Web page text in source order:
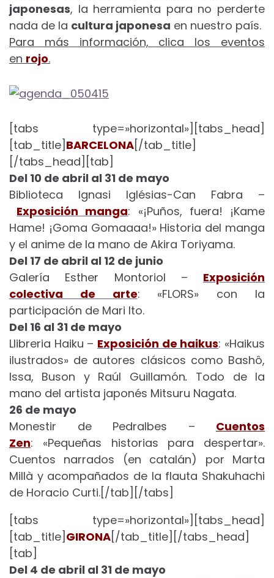
japonesas, la herramienta para no perderte
nada de la cultura japonesa en nuestro país.
Para más información, clica los eventos
en rojo.
[tabs type=»horizontal»][tabs_head]
[tab_title] BARCELONA[/tab_title]
[/tabs_head][tab]
Del 10 de abril al 31 de mayo
Biblioteca Ignasi Iglésias-Can Fabra –
Exposición manga: «¡Puños, fuera! ¡Kame
Hame! ¡Goma Gomaaaa!» Historia del manga
y el anime de la mano de Akira Toriyama.
Del 17 de abril al 12 de junio
Galería Esther Montoriol – Exposición
colectiva de arte: «FLORS» con la
participación de Mari Ito.
Del 16 al 31 de mayo
Llibreria Haiku – Exposición de haikus: «Haikus
ilustrados» de autores clásicos como Bashô,
Issa, Buson y Raúl Guillamón. Todo de la
mano del artista japonés Mitsuru Nagata.
26 de mayo
Monestir de Pedralbes – Cuentos
Zen: «Pequeñas historias para despertar».
Cuentos narrados (en catalán) por Marta
Millà y acompañados de la flauta Shakuhachi
de Horacio Curti.[/tab][/tabs]
[tabs type=»horizontal»][tabs_head]
[tab_title] GIRONA[/tab_title][/tabs_head]
[tab]
Del 4 de abril al 31 de mayo